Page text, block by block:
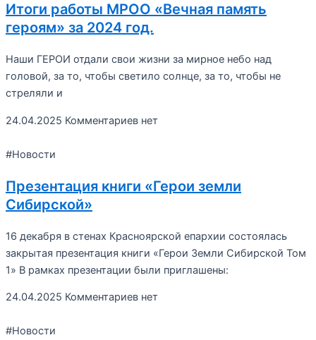
Итоги работы МРОО «Вечная память
героям» за 2024 год.
Наши ГЕРОИ отдали свои жизни за мирное небо над
головой, за то, чтобы светило солнце, за то, чтобы не
стреляли и
24.04.2025 Комментариев нет
#Новости
Презентация книги «Герои земли
Сибирской»
16 декабря в стенах Красноярской епархии состоялась
закрытая презентация книги «Герои Земли Сибирской Том
1» В рамках презентации были приглашены:
24.04.2025 Комментариев нет
#Новости